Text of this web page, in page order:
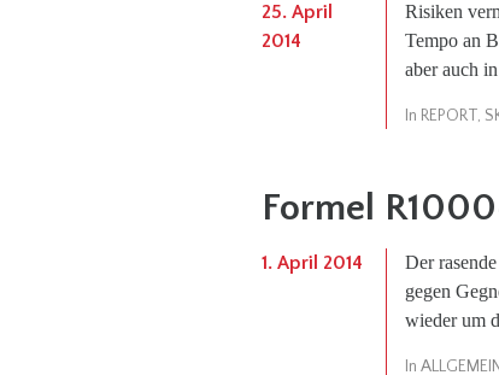
25. April
2014
Risiken
Tempo an
aber auch
In REPORT,
Formel
1. April 2014
Der
gegen
wieder um
In ALLGEMEIN